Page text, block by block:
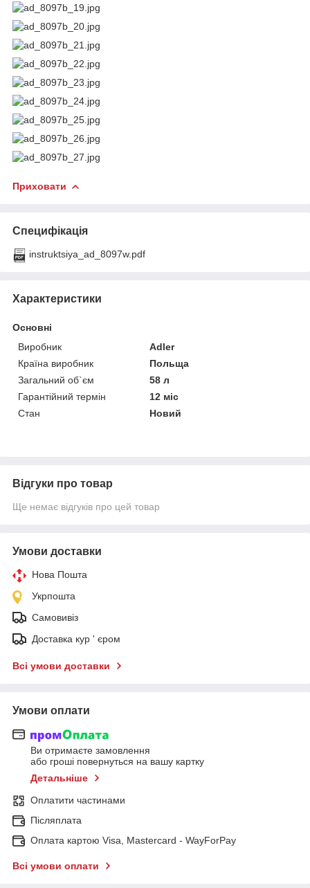
Приховати
Специфікація
instruktsiya_ad_8097w.pdf
Характеристики
Основні
Виробник
Adler
Країна виробник
Польща
Загальний об`єм
58 л
Гарантійний термін
12 міс
Стан
Новий
Відгуки про товар
Ще немає відгуків про цей товар
Умови доставки
Нова Пошта
Укрпошта
Самовивіз
Доставка кур ' єром
Всі умови доставки
Умови оплати
Ви отримаєте замовлення
або гроші повернуться на вашу картку
Детальніше
Оплатити частинами
Післяплата
Оплата картою Visa, Mastercard - WayForPay
Всі умови оплати